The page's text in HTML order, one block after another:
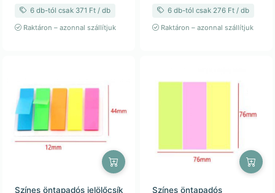
6 db-tól csak 371 Ft / db
Raktáron – azonnal szállítjuk
6 db-tól csak 276 Ft / db
Raktáron – azonnal szállítjuk
Színes öntapadós jelölőcsík Színes öntapadós